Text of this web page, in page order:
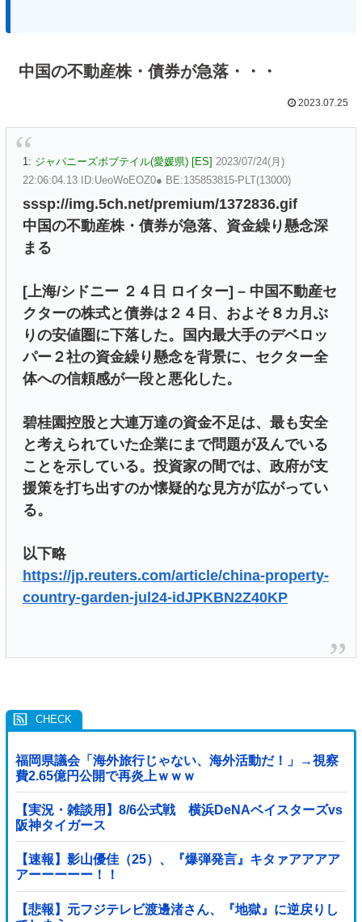
中国の不動産株・債券が急落・・・
2023.07.25
1: ジャパニーズボブテイル(愛媛県) [ES] 2023/07/24(月)
22:06:04.13 ID:UeoWoEOZ0● BE:135853815-PLT(13000)
sssp://img.5ch.net/premium/1372836.gif
中国の不動産株・債券が急落、資金繰り懸念深
まる
[上海/シドニー ２４日 ロイター] – 中国不動産セ
クターの株式と債券は２４日、およそ８カ月ぶ
りの安値圏に下落した。国内最大手のデベロッ
パー２社の資金繰り懸念を背景に、セクター全
体への信頼感が一段と悪化した。
碧桂園控股と大連万達の資金不足は、最も安全
と考えられていた企業にまで問題が及んでいる
ことを示している。投資家の間では、政府が支
援策を打ち出すのか懐疑的な見方が広がってい
る。
以下略
https://jp.reuters.com/article/china-property-
country-garden-jul24-idJPKBN2Z40KP
福岡県議会「海外旅行じゃない、海外活動だ！」→視察
費2.65億円公開で再炎上ｗｗｗ
【実況・雑談用】8/6公式戦 横浜DeNAベイスターズvs
阪神タイガース
【速報】影山優佳（25）、『爆弾発言』キタァアアアア
アーーーーー！！
【悲報】元フジテレビ渡邊渚さん、『地獄』に逆戻りし